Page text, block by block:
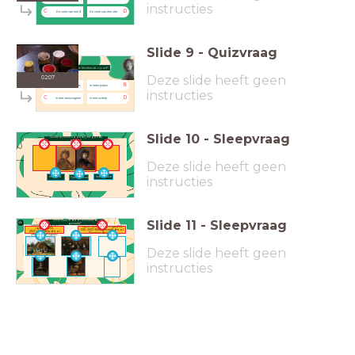
C De vorm van een 8 D
De vorm van een ster
instructies
02:07
Hoe bewaarde Rembrandt zijn verf?
Hoe bewaarde Rembrandt zijn verf?
In een varkensblaas B
In leren potjes
C In een struisvogelei D
In een schelp
Slide 9 - Quizvraag
Deze slide heeft geen
instructies
Welke techniek hoort bij het goede
plaatje?
Impasto Clair-obscur Imprimatura
Slide 10 - Sleepvraag
Deze slide heeft geen
instructies
Welk werk is door Rembrandt
gemaakt?
<span style="color:
rgb(255, 255,
255)">Gemaakt door
Rembrandt</span>
<span style="color: rgb(255,
255, 255)">Niet gemaakt door
Rembrandt</span>
Slide 11 - Sleepvraag
Deze slide heeft geen
instructies